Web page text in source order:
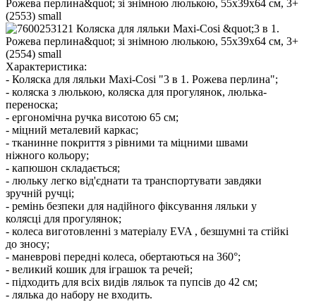
Характеристика:
- Коляска для ляльки Maxi-Cosi "3 в 1. Рожева перлина";
- коляска з люлькою, коляска для прогулянок, люлька-
переноска;
- ергономічна ручка висотою 65 см;
- міцний металевий каркас;
- тканинне покриття з рівними та міцними швами
ніжного кольору;
- капюшон складається;
- люльку легко від'єднати та транспортувати завдяки
зручній ручці;
- ремінь безпеки для надійного фіксування ляльки у
колясці для прогулянок;
- колеса виготовленні з матеріалу EVA , безшумні та стійкі
до зносу;
- маневрові передні колеса, обертаються на 360°;
- великий кошик для іграшок та речей;
- підходить для всіх видів ляльок та пупсів до 42 см;
- лялька до набору не входить.